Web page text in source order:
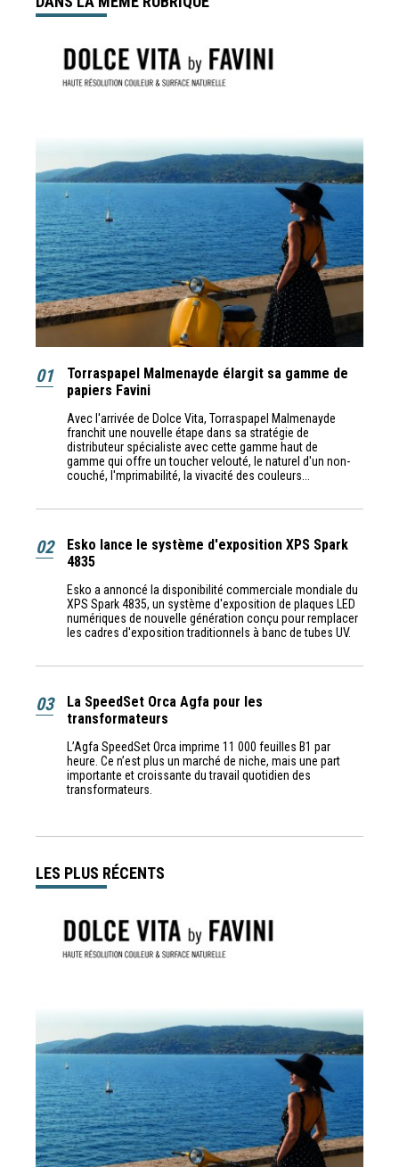
01
Torraspapel Malmenayde élargit sa gamme de
papiers Favini
Avec l'arrivée de Dolce Vita, Torraspapel Malmenayde
franchit une nouvelle étape dans sa stratégie de
distributeur spécialiste avec cette gamme haut de
gamme qui offre un toucher velouté, le naturel d'un non-
couché, l'mprimabilité, la vivacité des couleurs...
02
Esko lance le système d'exposition XPS Spark
4835
Esko a annoncé la disponibilité commerciale mondiale du
XPS Spark 4835, un système d'exposition de plaques LED
numériques de nouvelle génération conçu pour remplacer
les cadres d'exposition traditionnels à banc de tubes UV.
03
La SpeedSet Orca Agfa pour les
transformateurs
L’Agfa SpeedSet Orca imprime 11 000 feuilles B1 par
heure. Ce n’est plus un marché de niche, mais une part
importante et croissante du travail quotidien des
transformateurs.
LES PLUS RÉCENTS